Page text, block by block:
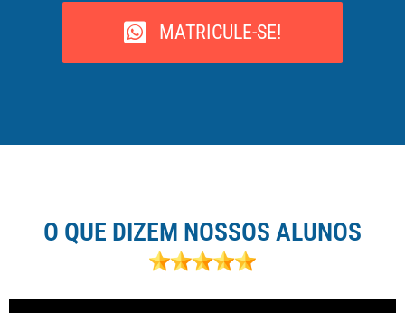
MATRICULE-SE!
O QUE DIZEM NOSSOS ALUNOS